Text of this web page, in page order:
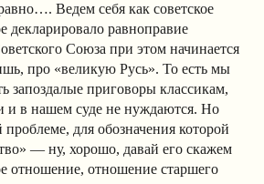
Ведем себя как советское
декларировало равноправие
Союза при этом начинается
про «великую Русь». То есть мы
запоздалые приговоры классикам,
и в нашем суде не нуждаются. Но
для обозначения которой
— ну, хорошо, давай его скажем
отношение, отношение старшего